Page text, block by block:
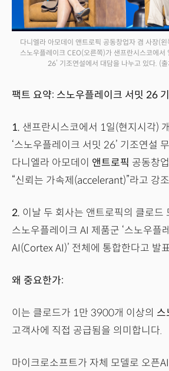
다니엘라 아모데이 앤트로픽 공동창업자 겸 사장(
스노우플레이크 CEO(오른쪽)가 샌프란시스코에서
26’ 기조연설에서 대담을 나누고 있다. (
팩트 요약: 스노우플레이크 서밋 26
1. 샌프란시스코에서 1일(현지시각)
‘스노우플레이크 서밋 26’ 기조연설
다니엘라 아모데이 앤트로픽 공동창
“신뢰는 가속제(accelerant)”라고 강
2. 이날 두 회사는 앤트로픽의 클로드
스노우플레이크 AI 제품군 ‘스노우플
AI(Cortex AI)’ 전체에 통합한다고 발
왜 중요한가:
이는 클로드가 1만 3900개 이상의 스
고객사에 직접 공급됨을 의미합니다.
마이크로소프트가 자체 모델로 오픈